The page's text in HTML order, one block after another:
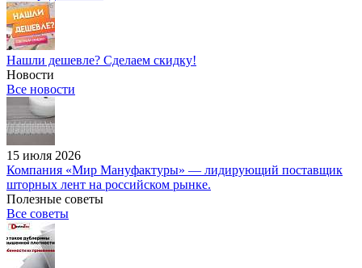
Нашли дешевле? Сделаем скидку!
Новости
Все новости
15 июля 2026
Компания «Мир Мануфактуры» — лидирующий поставщик
шторных лент на российском рынке.
Полезные советы
Все советы